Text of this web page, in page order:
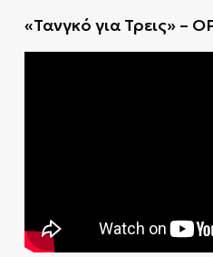
«Τανγκό για Τρεις» –